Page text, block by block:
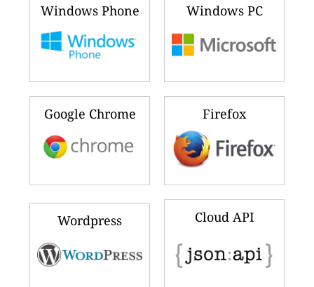
Windows Phone Windows PC
Google Chrome Firefox
Wordpress Cloud API